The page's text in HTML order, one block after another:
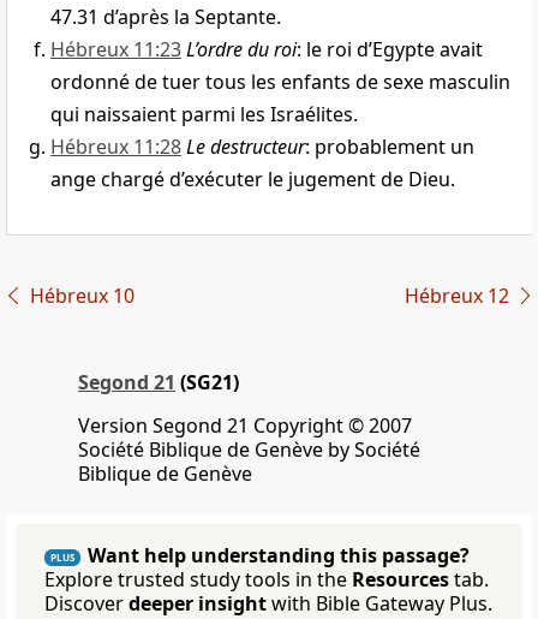
47.31 d’après la Septante.
Hébreux 11:23L’ordre du roi: le roi d’Egypte avait
ordonné de tuer tous les enfants de sexe masculin
qui naissaient parmi les Israélites.
Hébreux 11:28Le destructeur: probablement un
ange chargé d’exécuter le jugement de Dieu.
Hébreux 10 Hébreux 12
Segond 21 (SG21)
Version Segond 21 Copyright © 2007
Société Biblique de Genève by Société
Biblique de Genève
PLUS
Want help understanding this passage?
Explore trusted study tools in the Resourcestab.
Discoverdeeper insightwith Bible Gateway Plus.